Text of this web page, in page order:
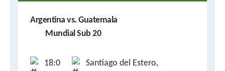
Argentina vs. Guatemala
Mundial Sub 20
18:0
Santiago del Estero,